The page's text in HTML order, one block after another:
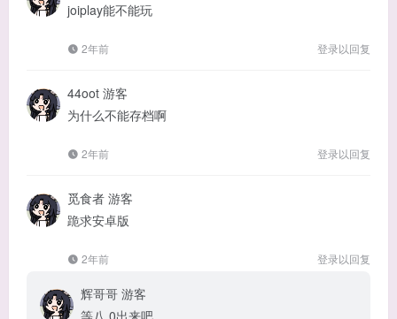
joiplay能不能玩
2年前 登录以回复
44oot 游客
为什么不能存档啊
2年前 登录以回复
觅食者 游客
跪求安卓版
2年前 登录以回复
辉哥哥 游客
等八.0出来吧